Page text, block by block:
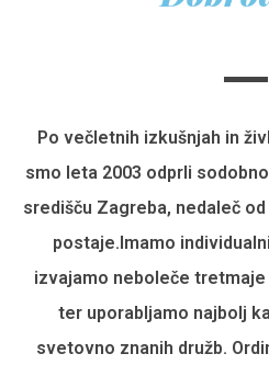
Po večletnih izkušnjah in
smo leta 2003 odprli
središču Zagreba, nedaleč
postaje.Imamo
izvajamo neboleče
ter uporabljamo najbolj
svetovno znanih družb.